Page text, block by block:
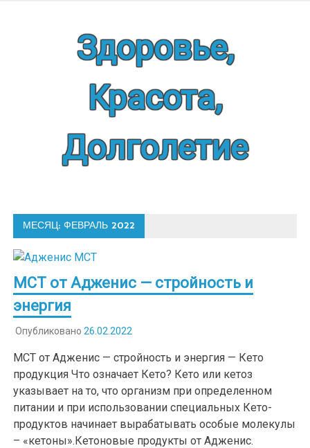
Здоровье,
Красота,
Долголетие
МЕСЯЦ:ФЕВРАЛЬ 2022
МСТ от Адженис — стройность и
энергия
Опубликовано 26.02.2022
МСТ от Адженис — стройность и энергия — Кето
продукция Что означает Кето? Кето или кетоз
указывает на то, что организм при определенном
питании и при использовании специальных Кето-
продуктов начинает вырабатывать особые молекулы
– «кетоны».Кетоновые продукты от Адженис.